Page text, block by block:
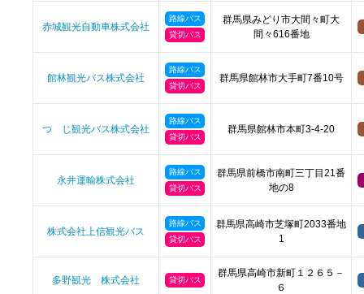
赤城観光自動車株式会社
路線バス
貸切バス
群馬県みどり市大間々町大
間々616番地
館林観光バス株式会社
路線バス
貸切バス
群馬県館林市大手町7番10号
つゝじ観光バス株式会社
路線バス
貸切バス
群馬県館林市本町3-4-20
永井運輸株式会社
路線バス
貸切バス
群馬県前橋市南町三丁目21番
地の8
株式会社上信観光バス
路線バス
貸切バス
群馬県高崎市芝塚町2033番地
1
多野観光 株式会社 貸切バス
群馬県高崎市新町１２６５－
６